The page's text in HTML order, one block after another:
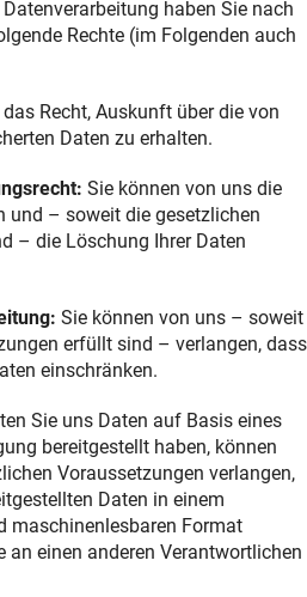
haben Sie nach
Rechte (im Folgenden auch
Recht, Auskunft über die von
Daten zu erhalten.
Sie können von uns die
und – soweit die gesetzlichen
– die Löschung Ihrer Daten
Sie können von uns – soweit
erfüllt sind – verlangen, dass
einschränken.
Sie uns Daten auf Basis eines
bereitgestellt haben, können
Voraussetzungen verlangen,
Daten in einem
maschinenlesbaren Format
an einen anderen Verantwortlichen